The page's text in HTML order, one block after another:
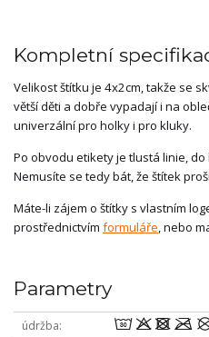
Kompletní
Velikost štítku je 4x2cm, takže se
větší děti a dobře vypadají i na
univerzální pro holky i pro kluky.
Po obvodu etikety je tlustá linie,
Nemusíte se tedy bát, že štítek
Máte-li zájem o štítky s vlastním
prostřednictvím formuláře, nebo
Parametry
údržba